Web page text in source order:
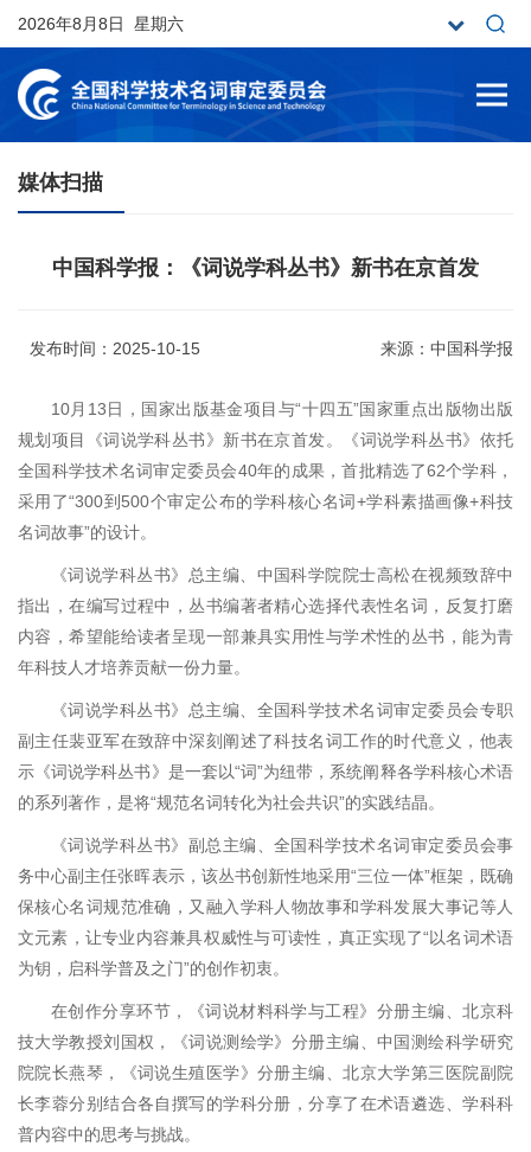
2026年8月8日 星期六
媒体扫描
中国科学报：《词说学科丛书》新书在京首发
发布时间：2025-10-15 来源：中国科学报
10月13日，国家出版基金项目与“十四五”国家重点出版物出版
规划项目《词说学科丛书》新书在京首发。《词说学科丛书》依托
全国科学技术名词审定委员会40年的成果，首批精选了62个学科，
采用了“300到500个审定公布的学科核心名词+学科素描画像+科技
名词故事”的设计。
《词说学科丛书》总主编、中国科学院院士高松在视频致辞中
指出，在编写过程中，丛书编著者精心选择代表性名词，反复打磨
内容，希望能给读者呈现一部兼具实用性与学术性的丛书，能为青
年科技人才培养贡献一份力量。
《词说学科丛书》总主编、全国科学技术名词审定委员会专职
副主任裴亚军在致辞中深刻阐述了科技名词工作的时代意义，他表
示《词说学科丛书》是一套以“词”为纽带，系统阐释各学科核心术语
的系列著作，是将“规范名词转化为社会共识”的实践结晶。
《词说学科丛书》副总主编、全国科学技术名词审定委员会事
务中心副主任张晖表示，该丛书创新性地采用“三位一体”框架，既确
保核心名词规范准确，又融入学科人物故事和学科发展大事记等人
文元素，让专业内容兼具权威性与可读性，真正实现了“以名词术语
为钥，启科学普及之门”的创作初衷。
在创作分享环节，《词说材料科学与工程》分册主编、北京科
技大学教授刘国权，《词说测绘学》分册主编、中国测绘科学研究
院院长燕琴，《词说生殖医学》分册主编、北京大学第三医院副院
长李蓉分别结合各自撰写的学科分册，分享了在术语遴选、学科科
普内容中的思考与挑战。